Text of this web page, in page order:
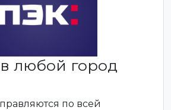
в любой город
по всей